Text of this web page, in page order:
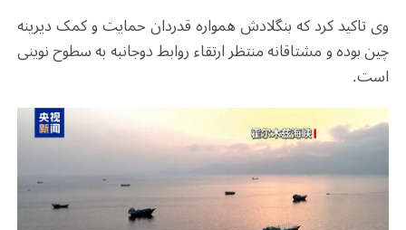
وی تاکید کرد که بنگلادش همواره قدردان حمایت و کمک دیرینه
چین بوده و مشتاقانه منتظر ارتقاء روابط دوجانبه به سطوح نوینی
است.